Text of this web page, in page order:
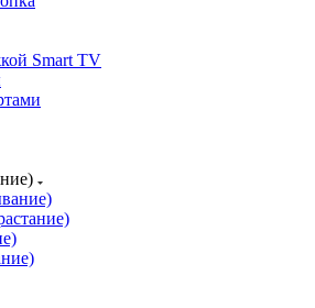
Smart TV